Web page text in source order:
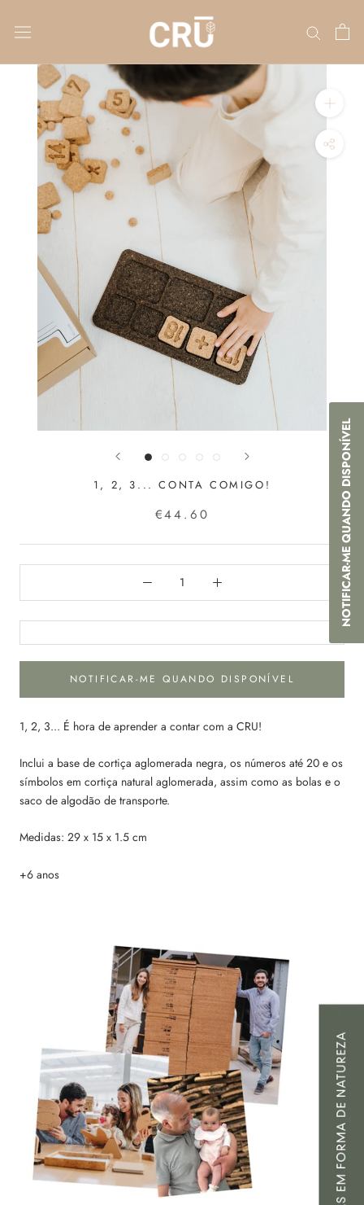
1, 2, 3... CONTA COMIGO!
€44.60
NOTIFICAR-ME QUANDO DISPONÍVEL
1, 2, 3... É hora de aprender a contar com a CRU!
Inclui a base de cortiça aglomerada negra, os números até 20 e os
símbolos em cortiça natural aglomerada, assim como as bolas e o
saco de algodão de transporte.
Medidas: 29 x 15 x 1.5 cm
+6 anos
NOTIFICAR-ME QUANDO DISPONÍVEL